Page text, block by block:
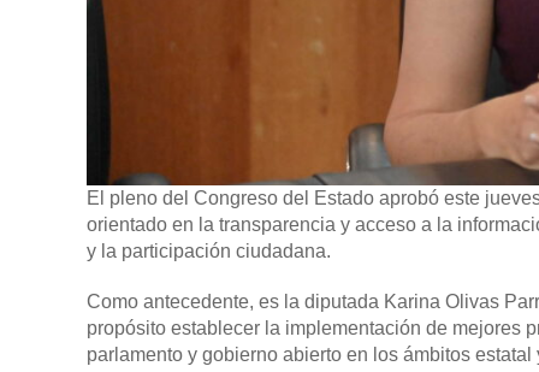
El pleno del Congreso del Estado aprobó este
orientado en la transparencia y acceso a la
y la participación ciudadana.
Como antecedente, es la diputada Karina Olivas
propósito establecer la implementación de mejores
parlamento y gobierno abierto en los ámbitos estatal